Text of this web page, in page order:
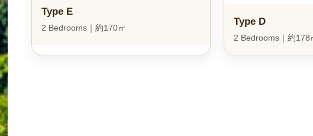
Type E
2 Bedrooms｜約170㎡
Type D
2 Bedrooms｜約178